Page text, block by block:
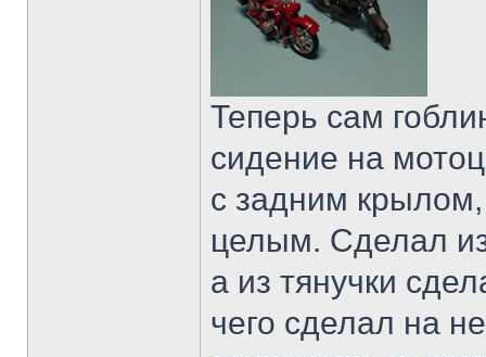
Теперь сам
сидение на
с задним
целым. Сделал
а из тянучки
чего сделал на